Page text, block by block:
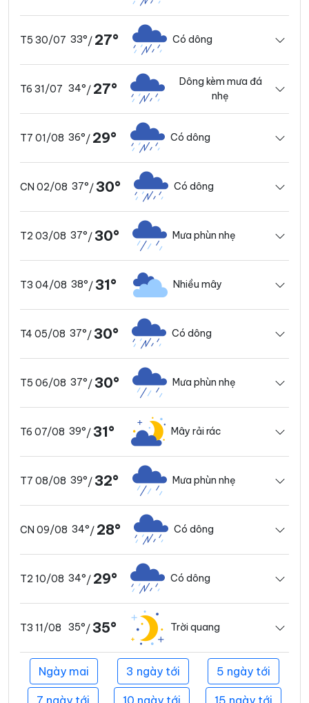
T5 30/07 33°/ 27° Có dông
T6 31/07 34°/ 27°
Dông kèm mưa đá
nhẹ
T7 01/08 36°/ 29° Có dông
CN 02/08 37°/30° Có dông
T2 03/08 37°/30° Mưa phùn nhẹ
T3 04/08 38°/31° Nhiều mây
T4 05/08 37°/30° Có dông
T5 06/08 37°/30° Mưa phùn nhẹ
T6 07/08 39°/31° Mây rải rác
T7 08/08 39°/32° Mưa phùn nhẹ
CN 09/08 34°/ 28° Có dông
T2 10/08 34°/ 29° Có dông
T3 11/08 35°/35° Trời quang
Ngày mai 3 ngày tới 5 ngày tới
7 ngày tới 10 ngày tới 15 ngày tới